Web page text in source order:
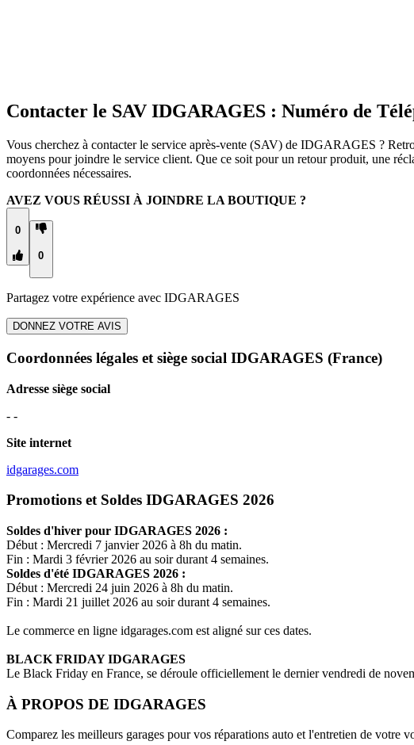
Contacter le SAV IDGARAGES : Numéro de
Vous cherchez à contacter le service après-vente (SAV) de IDGARAGES ?
moyens pour joindre le service client. Que ce soit pour un retour produit, une
coordonnées nécessaires.
AVEZ VOUS RÉUSSI À JOINDRE LA BOUTIQUE ?
0
0
Partagez votre expérience avec IDGARAGES
DONNEZ VOTRE AVIS
Coordonnées légales et siège social IDGARAGES (France)
Adresse siège social
- -
Site internet
idgarages.com
Promotions et Soldes IDGARAGES 2026
Soldes d'hiver pour IDGARAGES 2026 :
Début : Mercredi 7 janvier 2026 à 8h du matin.
Fin : Mardi 3 février 2026 au soir durant 4 semaines.
Soldes d'été IDGARAGES 2026 :
Début : Mercredi 24 juin 2026 à 8h du matin.
Fin : Mardi 21 juillet 2026 au soir durant 4 semaines.
Le commerce en ligne idgarages.com est aligné sur ces dates.
BLACK FRIDAYIDGARAGES
Le Black Friday en France, se déroule officiellement le dernier vendredi de
À PROPOS DE IDGARAGES
Comparez les meilleurs garages pour vos réparations auto et l'entretien de votre